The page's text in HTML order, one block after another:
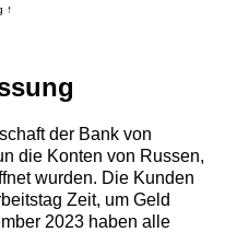
↑
der Bank von
die Konten von Russen,
wurden. Die Kunden
Zeit, um Geld
2023 haben alle